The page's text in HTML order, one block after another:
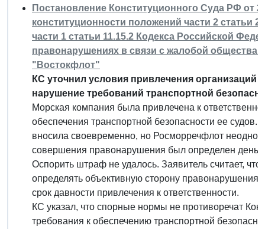
Постановление Конституционного Суда РФ от
конституционности положений части 2 статьи
части 1 статьи 11.15.2 Кодекса Российской
правонарушениях в связи с жалобой общества
"Востокфлот"
КС уточнил условия привлечения организаций
нарушение требований транспортной
Морская компания была привлечена к
обеспечения транспортной безопасности ее
вносила своевременно, но Росморречфлот
совершения правонарушения был определен день
Оспорить штраф не удалось. Заявитель считает,
определять объективную сторону
срок давности привлечения к ответственности.
КС указал, что спорные нормы не противоречат
требования к обеспечению транспортной